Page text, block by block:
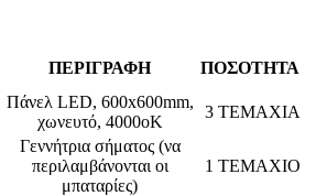
ΠΕΡΙΓΡΑΦΗ ΠΟΣΟΤΗΤΑ
Πάνελ LED, 600x600mm,
χωνευτό, 4000οΚ
3 ΤΕΜΑΧΙΑ
Γεννήτρια σήματος (να
περιλαμβάνονται οι
μπαταρίες)
1 ΤΕΜΑΧΙΟ